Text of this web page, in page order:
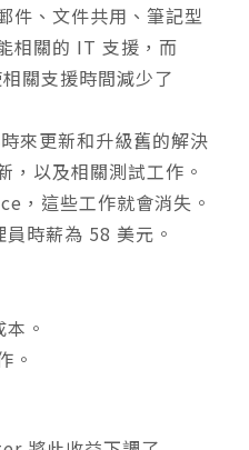
件、文件共用、筆記型
相關的 IT 支援，而
關支援時間減少了
來更新和升級舊的解決
，以及相關測試工作。
，這些工作就會消失。
時薪為 58 美元。
。
。